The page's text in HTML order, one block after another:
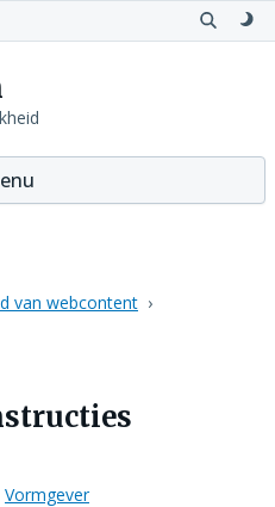
Open
van webcontent
Vormgever